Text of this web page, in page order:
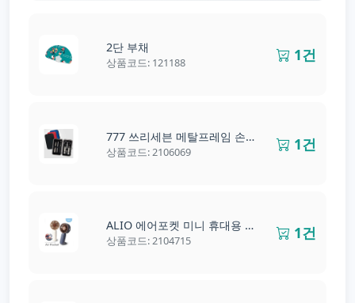
2단 부채
상품코드: 121188 1건
777 쓰리세븐 메탈프레임 손톱깎이
상품코드: 2106069 1건
ALIO 에어포켓 미니 휴대용 선풍기
상품코드: 2104715 1건